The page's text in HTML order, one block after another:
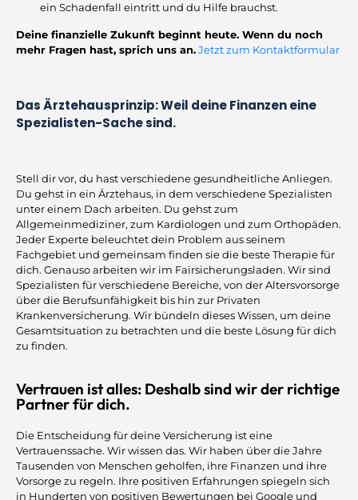
ein Schadenfall eintritt und du Hilfe brauchst.
Deine finanzielle Zukunft beginnt heute. Wenn du noch
mehr Fragen hast, sprich uns an.Jetzt zum Kontaktformular
Das Ärztehausprinzip: Weil deine Finanzen eine
Spezialisten-Sache sind.
Stell dir vor, du hast verschiedene gesundheitliche Anliegen.
Du gehst in ein Ärztehaus, in dem verschiedene Spezialisten
unter einem Dach arbeiten. Du gehst zum
Allgemeinmediziner, zum Kardiologen und zum Orthopäden.
Jeder Experte beleuchtet dein Problem aus seinem
Fachgebiet und gemeinsam finden sie die beste Therapie für
dich. Genauso arbeiten wir im Fairsicherungsladen. Wir sind
Spezialisten für verschiedene Bereiche, von der Altersvorsorge
über die Berufsunfähigkeit bis hin zur Privaten
Krankenversicherung. Wir bündeln dieses Wissen, um deine
Gesamtsituation zu betrachten und die beste Lösung für dich
zu finden.
Vertrauen ist alles: Deshalb sind wir der richtige
Partner für dich.
Die Entscheidung für deine Versicherung ist eine
Vertrauenssache. Wir wissen das. Wir haben über die Jahre
Tausenden von Menschen geholfen, ihre Finanzen und ihre
Vorsorge zu regeln. Ihre positiven Erfahrungen spiegeln sich
in Hunderten von positiven Bewertungen bei Google und